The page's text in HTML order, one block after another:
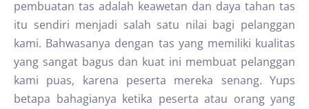
pembuatan tas adalah keawetan dan daya tahan tas
itu sendiri menjadi salah satu nilai bagi pelanggan
kami. Bahwasanya dengan tas yang memiliki kualitas
yang sangat bagus dan kuat ini membuat pelanggan
kami puas, karena peserta mereka senang. Yups
betapa bahagianya ketika peserta atau orang yang